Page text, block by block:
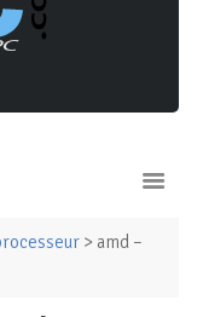
> amd –